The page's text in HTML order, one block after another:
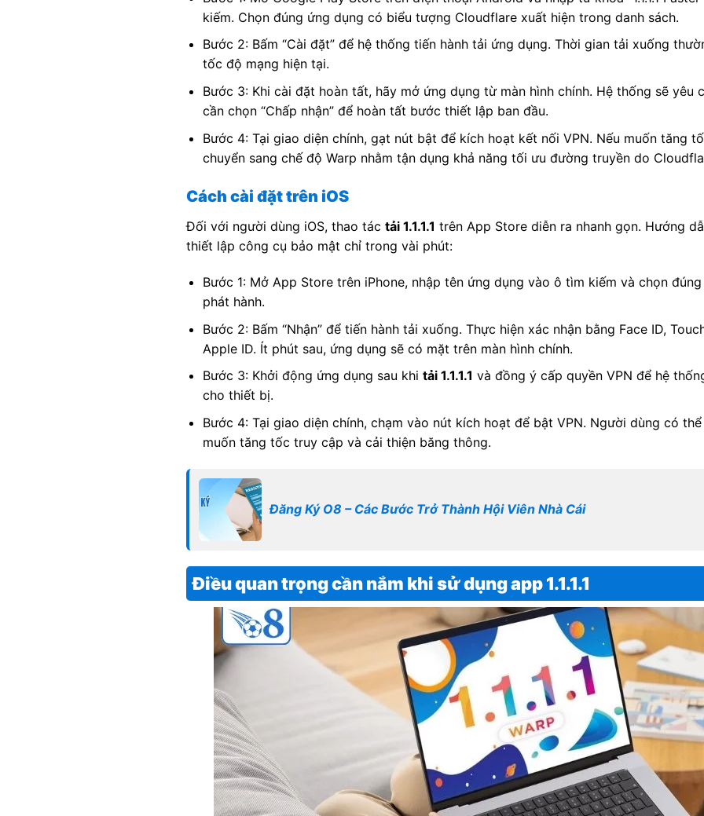
kiếm. Chọn đúng ứng dụng có biểu tượng Cloudflare xuất hiện trong danh sách.
Bước 2: Bấm “Cài đặt” để hệ thống tiến hành tải ứng dụng. Thời gian tải xuống
tốc độ mạng hiện tại.
Bước 3: Khi cài đặt hoàn tất, hãy mở ứng dụng từ màn hình chính. Hệ thống sẽ yêu
cần chọn “Chấp nhận” để hoàn tất bước thiết lập ban đầu.
Bước 4: Tại giao diện chính, gạt nút bật để kích hoạt kết nối VPN. Nếu muốn tăng
chuyển sang chế độ Warp nhằm tận dụng khả năng tối ưu đường truyền do
Cách cài đặt trên iOS
Đối với người dùng iOS, thao tác tải 1.1.1.1 trên App Store diễn ra nhanh gọn. Hướng
thiết lập công cụ bảo mật chỉ trong vài phút:
Bước 1: Mở App Store trên iPhone, nhập tên ứng dụng vào ô tìm kiếm và chọn
phát hành.
Bước 2: Bấm “Nhận” để tiến hành tải xuống. Thực hiện xác nhận bằng Face ID,
Apple ID. Ít phút sau, ứng dụng sẽ có mặt trên màn hình chính.
Bước 3: Khởi động ứng dụng sau khi tải 1.1.1.1 và đồng ý cấp quyền VPN để hệ
cho thiết bị.
Bước 4: Tại giao diện chính, chạm vào nút kích hoạt để bật VPN. Người dùng có
muốn tăng tốc truy cập và cải thiện băng thông.
Đăng Ký O8 – Các Bước Trở Thành Hội Viên Nhà Cái
Điều quan trọng cần nắm khi sử dụng app 1.1.1.1